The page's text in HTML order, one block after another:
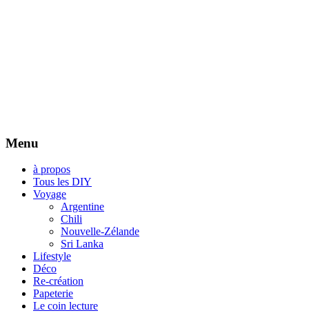
Menu
à propos
Tous les DIY
Voyage
Argentine
Chili
Nouvelle-Zélande
Sri Lanka
Lifestyle
Déco
Re-création
Papeterie
Le coin lecture